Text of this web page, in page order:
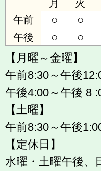
月 火
午前
○ ○
午後 ○ ○
【月曜～金曜】
午前8:30～午後
午後4:00～午後 8
【土曜】
午前8:30～午後
【定休日】
水曜・土曜午後、